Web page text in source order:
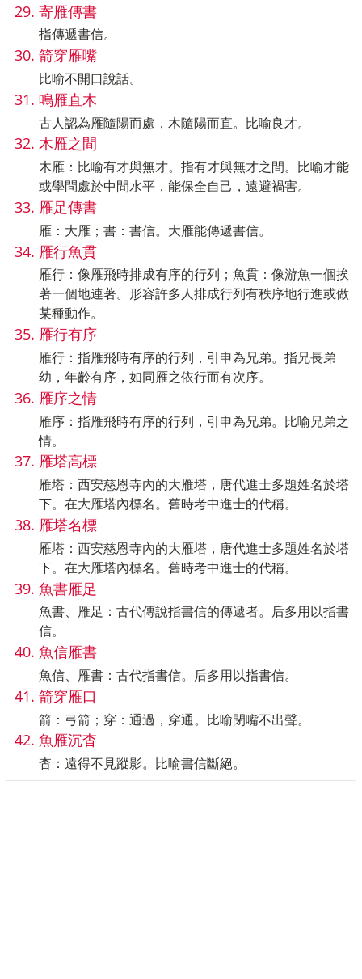
寄雁傳書
指傳遞書信。
箭穿雁嘴
比喻不開口說話。
鳴雁直木
古人認為雁隨陽而處，木隨陽而直。比喻良才。
木雁之間
木雁：比喻有才與無才。指有才與無才之間。比喻才能
或學問處於中間水平，能保全自己，遠避禍害。
雁足傳書
雁：大雁；書：書信。大雁能傳遞書信。
雁行魚貫
雁行：像雁飛時排成有序的行列；魚貫：像游魚一個挨
著一個地連著。形容許多人排成行列有秩序地行進或做
某種動作。
雁行有序
雁行：指雁飛時有序的行列，引申為兄弟。指兄長弟
幼，年齡有序，如同雁之依行而有次序。
雁序之情
雁序：指雁飛時有序的行列，引申為兄弟。比喻兄弟之
情。
雁塔高標
雁塔：西安慈恩寺內的大雁塔，唐代進士多題姓名於塔
下。在大雁塔內標名。舊時考中進士的代稱。
雁塔名標
雁塔：西安慈恩寺內的大雁塔，唐代進士多題姓名於塔
下。在大雁塔內標名。舊時考中進士的代稱。
魚書雁足
魚書、雁足：古代傳說指書信的傳遞者。后多用以指書
信。
魚信雁書
魚信、雁書：古代指書信。后多用以指書信。
箭穿雁口
箭：弓箭；穿：通過，穿通。比喻閉嘴不出聲。
魚雁沉杳
杳：遠得不見蹤影。比喻書信斷絕。